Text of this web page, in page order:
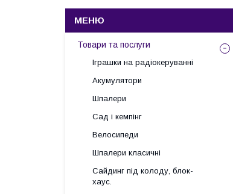
Товари та послуги
Іграшки на радіокеруванні
Акумулятори
Шпалери
Сад і кемпінг
Велосипеди
Шпалери класичні
Сайдинг під колоду, блок-
хаус.